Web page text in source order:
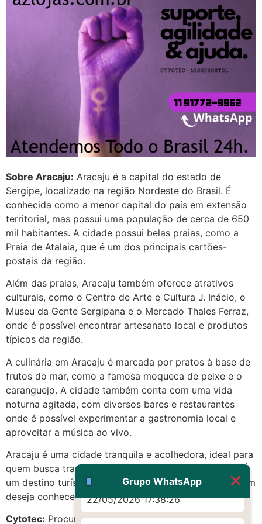
Sobre Aracaju: Aracaju é a capital do estado de
Sergipe, localizado na região Nordeste do Brasil. É
conhecida como a menor capital do país em extensão
territorial, mas possui uma população de cerca de 650
mil habitantes. A cidade possui belas praias, como a
Praia de Atalaia, que é um dos principais cartões-
postais da região.
Além das praias, Aracaju também oferece atrativos
culturais, como o Centro de Arte e Cultura J. Inácio, o
Museu da Gente Sergipana e o Mercado Thales Ferraz,
onde é possível encontrar artesanato local e produtos
típicos da região.
A culinária em Aracaju é marcada por pratos à base de
frutos do mar, como a famosa moqueca de peixe e o
caranguejo. A cidade também conta com uma vida
noturna agitada, com diversos bares e restaurantes
onde é possível experimentar a gastronomia local e
aproveitar a música ao vivo.
Aracaju é uma cidade tranquila e acolhedora, ideal para
quem busca tranquilidade e contato com a natureza. É
um destino turístico cada vez mais procurado por quem
deseja conhecer as belezas do Nordeste brasileiro.
Cytotec: Procurando remedio abortivo em Aracaju,
Grupo WhatsApp
22/05/2026 17:09:25
G (1199866**** em
http://www.proaborto.com)
Mulheres vocês sabem dizer
quem já tomou os remédio se
depois que para de menstruar
começa a sair um líquido
transparente, se é normal ?
22/05/2026 17:10:05
(879121**** em
http://www.proaborto.com)
Deve ser normal
22/05/2026 17:19:15
http://www.proaborto.com)
Eu acho, não sei
22/05/2026 17:19:16
http://www.proaborto.com)
Deve ser um corrimento normal
mesmo
22/05/2026 17:19:47
G (1199866**** em
http://www.proaborto.com)
Muito obrigadaaaaa
22/05/2026 17:38:26